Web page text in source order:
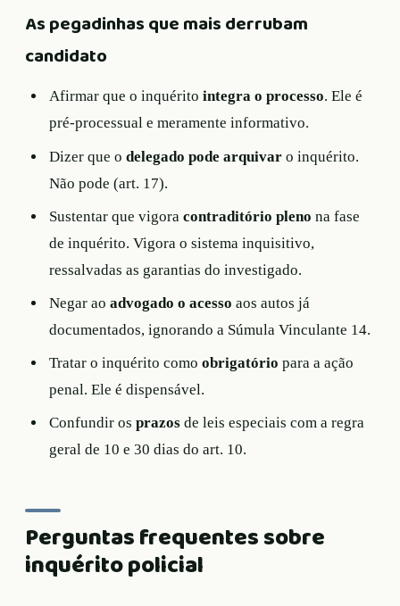
As pegadinhas que mais derrubam
candidato
Afirmar que o inquéritointegra o processo. Ele é
pré-processual e meramente informativo.
Dizer que odelegado pode arquivar o inquérito.
Não pode (art. 17).
Sustentar que vigoracontraditório pleno na fase
de inquérito. Vigora o sistema inquisitivo,
ressalvadas as garantias do investigado.
Negar aoadvogado o acesso aos autos já
documentados, ignorando a Súmula Vinculante 14.
Tratar o inquérito comoobrigatório para a ação
penal. Ele é dispensável.
Confundir osprazos de leis especiais com a regra
geral de 10 e 30 dias do art. 10.
Perguntas frequentes sobre
inquérito policial